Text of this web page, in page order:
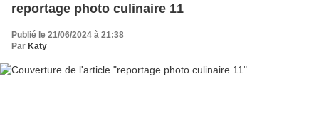
reportage photo culinaire 11
Publié le 21/06/2024 à 21:38
Par Katy